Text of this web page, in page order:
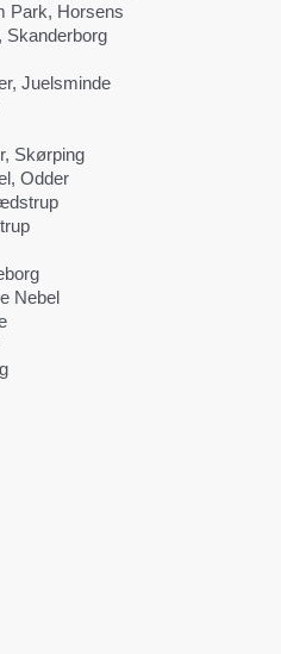
Park, Horsens
Skanderborg
Juelsminde
Skørping
Odder
Nebel